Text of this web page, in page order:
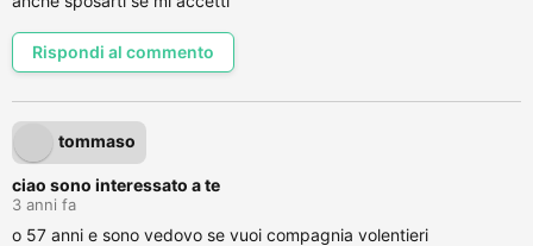
Rispondi al commento
tommaso
ciao sono interessato a te
3 anni fa
o 57 anni e sono vedovo se vuoi compagnia volentieri